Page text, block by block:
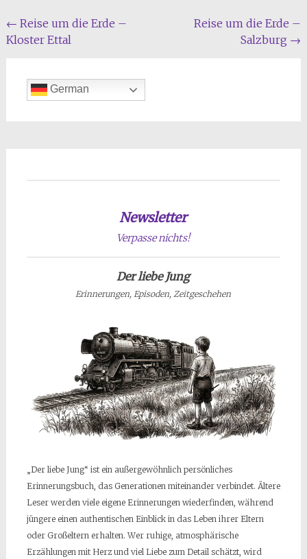
Beitragsnavigation
← Reise um die Erde –
Kloster Ettal
Reise um die Erde –
Salzburg →
German
Newsletter
Verpasse nichts!
Der liebe Jung
Erinnerungen, Episoden, Zeitgeschehen
„Der liebe Jung“ ist ein außergewöhnlich persönliches
Erinnerungsbuch, das Generationen miteinander verbindet. Ältere
Leser werden viele eigene Erinnerungen wiederfinden, während
jüngere einen authentischen Einblick in das Leben ihrer Eltern
oder Großeltern erhalten. Wer ruhige, atmosphärische
Erzählungen mit Herz und viel Liebe zum Detail schätzt, wird